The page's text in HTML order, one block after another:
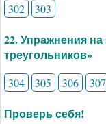
302
303
22. Упражнения
треугольников»
304 305 306 307
Проверь себя!